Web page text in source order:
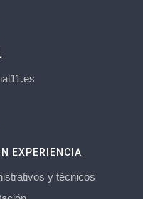
EXPERIENCIA
y técnicos